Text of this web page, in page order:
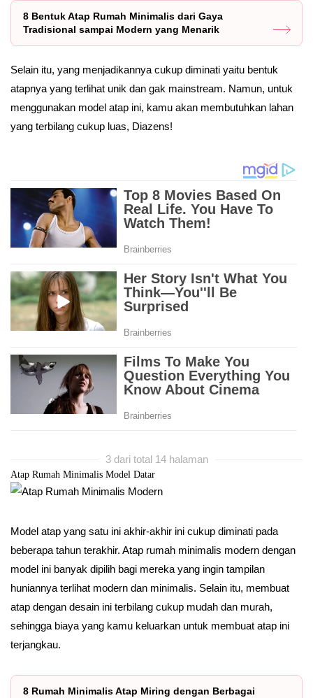
8 Bentuk Atap Rumah Minimalis dari Gaya
Tradisional sampai Modern yang Menarik
Selain itu, yang menjadikannya cukup diminati yaitu bentuk
atapnya yang terlihat unik dan gak mainstream. Namun, untuk
menggunakan model atap ini, kamu akan membutuhkan lahan
yang terbilang cukup luas, Diazens!
3 dari total 14 halaman
Atap Rumah Minimalis Model Datar
Model atap yang satu ini akhir-akhir ini cukup diminati pada
beberapa tahun terakhir. Atap rumah minimalis modern dengan
model ini banyak dipilih bagi mereka yang ingin tampilan
huniannya terlihat modern dan minimalis. Selain itu, membuat
atap dengan desain ini terbilang cukup mudah dan murah,
sehingga biaya yang kamu keluarkan untuk membuat atap ini
terjangkau.
8 Rumah Minimalis Atap Miring dengan Berbagai